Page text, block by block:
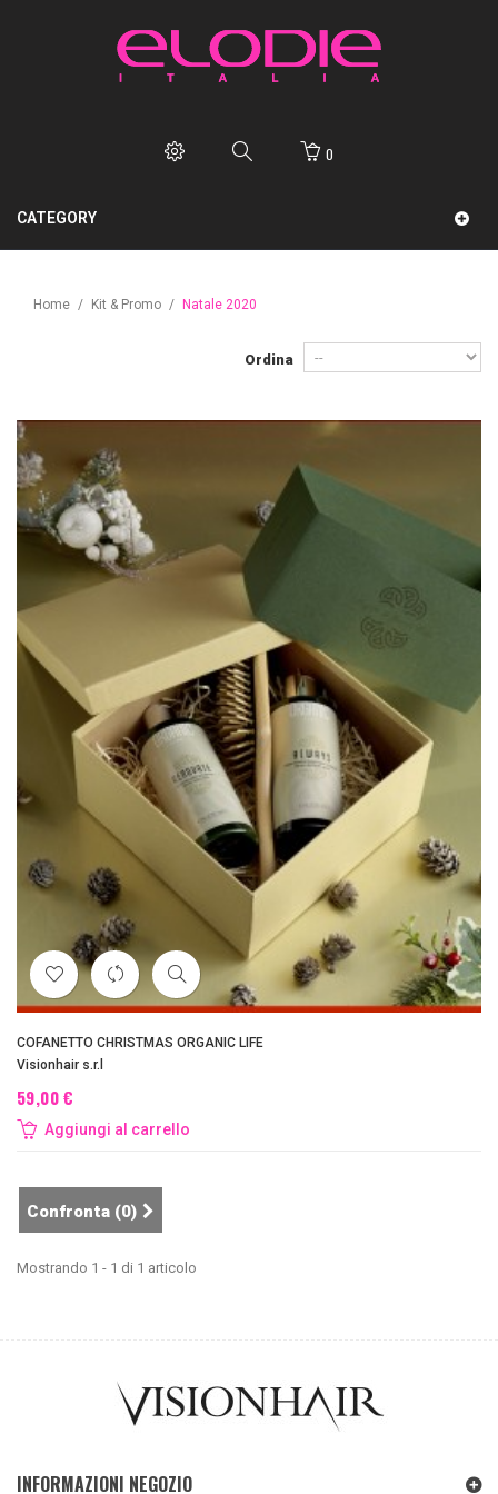
0
CATEGORY
Home / Kit & Promo / Natale 2020
Ordina
COFANETTO CHRISTMAS ORGANIC LIFE
Visionhair s.r.l
59,00 €
Aggiungi al carrello
Confronta (0)
Mostrando 1 - 1 di 1 articolo
INFORMAZIONI NEGOZIO